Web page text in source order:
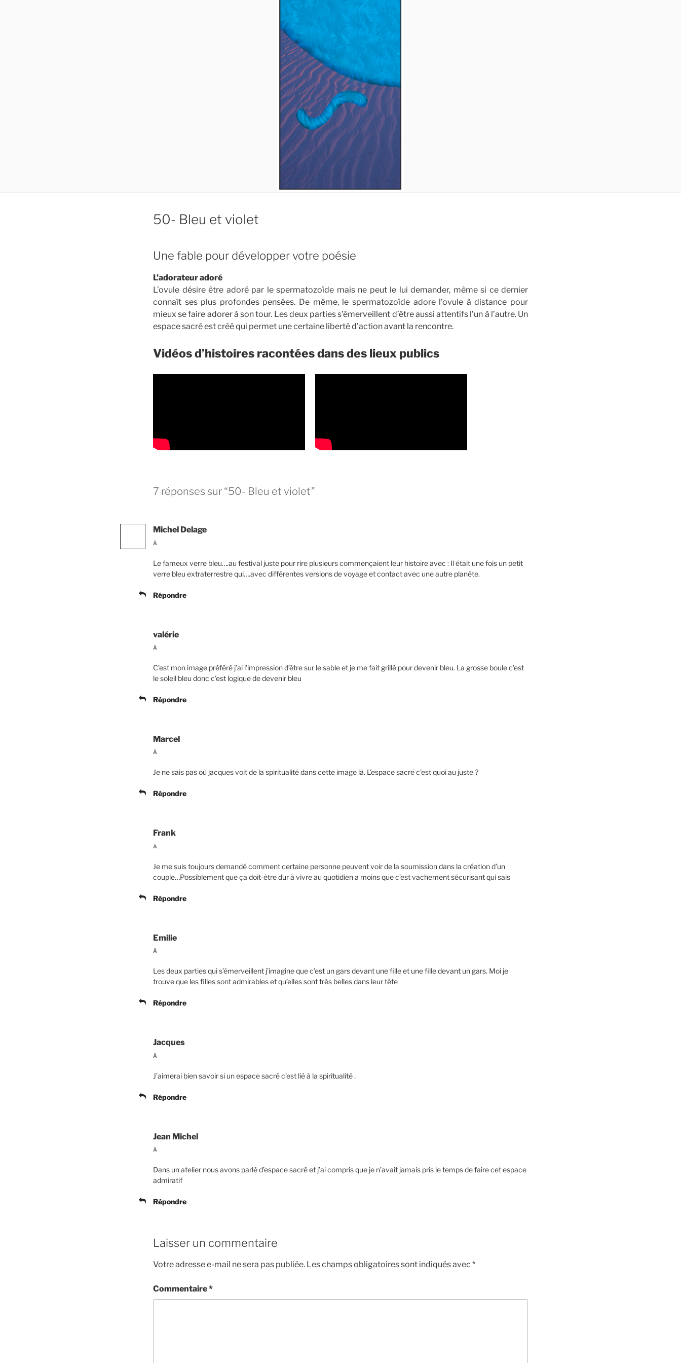
50- Bleu et violet
Une fable pour développer votre poésie
L’adorateur adoré
L’ovule désire être adoré par le spermatozoïde mais ne peut le lui demander, même si ce dernier
connaît ses plus profondes pensées. De même, le spermatozoïde adore l’ovule à distance pour
mieux se faire adorer à son tour. Les deux parties s’émerveillent d’être aussi attentifs l’un à l’autre. Un
espace sacré est créé qui permet une certaine liberté d’action avant la rencontre.
Vidéos d’histoires racontées dans des lieux publics
7 réponses sur “50- Bleu et violet”
Michel Delage
À
Le fameux verre bleu….au festival juste pour rire plusieurs commençaient leur histoire avec : Il était une fois un petit
verre bleu extraterrestre qui….avec différentes versions de voyage et contact avec une autre planète.
Répondre
valérie
À
C’est mon image préféré j’ai l’impression d’être sur le sable et je me fait grillé pour devenir bleu. La grosse boule c’est
le soleil bleu donc c’est logique de devenir bleu
Répondre
Marcel
À
Je ne sais pas où jacques voit de la spiritualité dans cette image là. L’espace sacré c’est quoi au juste ?
Répondre
Frank
À
Je me suis toujours demandé comment certaine personne peuvent voir de la soumission dans la création d’un
couple…Possiblement que ça doit-être dur à vivre au quotidien a moins que c’est vachement sécurisant qui sais
Répondre
Emilie
À
Les deux parties qui s’émerveillent j’imagine que c’est un gars devant une fille et une fille devant un gars. Moi je
trouve que les filles sont admirables et qu’elles sont très belles dans leur tête
Répondre
Jacques
À
J’aimerai bien savoir si un espace sacré c’est lié à la spiritualité .
Répondre
Jean Michel
À
Dans un atelier nous avons parlé d’espace sacré et j’ai compris que je n’avait jamais pris le temps de faire cet espace
admiratif
Répondre
Laisser un commentaire
Votre adresse e-mail ne sera pas publiée. Les champs obligatoires sont indiqués avec *
Commentaire*